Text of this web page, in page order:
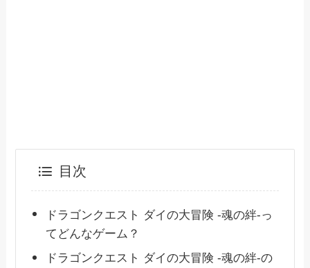
目次
ドラゴンクエスト ダイの大冒険 -魂の絆-っ
てどんなゲーム？
ドラゴンクエスト ダイの大冒険 -魂の絆-の